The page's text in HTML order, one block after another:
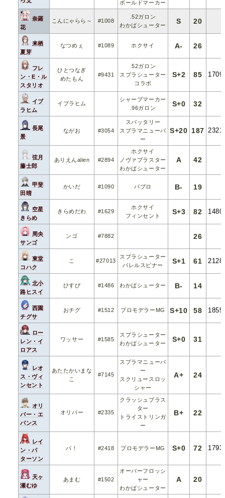
ボールドマーカー
奈羅
花
こんにゃらら～ #1008
.52ガロン
わかばシューター
S 20
来栖
夏芽
なつめぇ #1089 ホクサイ A- 26
フレ
ン・E・ル
スタリオ
ひとつなぎ
めたもん
#9431
.52ガロン
スプラシューター
コラボ
S+2 85
イブ
ラヒム
イブラヒム
シャープマーカー
.96ガロン
S+0 32
長尾
景
ながお #3054
スパッタリー
スプラマニューバ
ー
S+20 187
弦月
藤士郎
ありえんalien #2894
ホクサイ
ノヴァブラスター
わかばシューター
A 42
甲斐
田晴
かいだ #1090 パブロ B- 19
空星
きらめ
きらめだわ #1629
ホクサイ
フィンセント
S+3 82
周央
サンゴ
ンゴ #7882 26
東堂
コハク
こ #27013
スプラシューター
バレルスピナー
S+1 61
北小
路ヒスイ
ひすぴ #1486 わかばシューター B- 14
西園
チグサ
おチグ #1512 プロモデラーMG S+10 58
ロー
レン・イ
ロアス
ワッサー #1585
スプラシューター
わかばシューター
S+0 31
レオ
ス・ヴィ
ンセント
あたたかいまな
こ
#7145
スプラマニューバ
ー
スクリュースロッ
シャー
A+ 24
オリ
バー・エ
バンス
オリバー #2335
クラッシュブラス
ター
トライストリンガ
ー
B+ 22
レイ
ン・パ
ターソン
パ！ #2418 プロモデラーMG S+0 72
天ヶ
瀬むゆ
あまむ #1502
オーバーフロッシ
ャー
わかばシューター
A 20